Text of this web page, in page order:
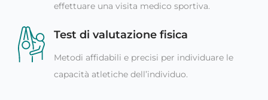
effettuare una visita medico sportiva.
Test di valutazione fisica
Metodi affidabili e precisi per individuare le
capacità atletiche dell’individuo.